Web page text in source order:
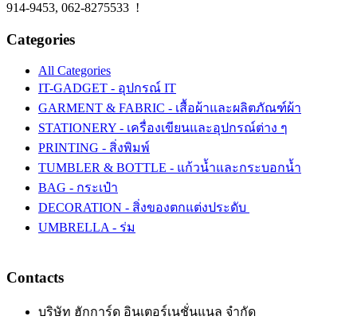
914-9453, 062-8275533 !
Categories
All Categories
IT-GADGET - อุปกรณ์ IT
GARMENT & FABRIC - เสื้อผ้าและผลิตภัณฑ์ผ้า
STATIONERY - เครื่องเขียนและอุปกรณ์ต่าง ๆ
PRINTING - สิ่งพิมพ์
TUMBLER & BOTTLE - แก้วน้ำและกระบอกน้ำ
BAG - กระเป๋า
DECORATION - สิ่งของตกแต่งประดับ
UMBRELLA - ร่ม
Contacts
บริษัท ฮักการ์ด อินเตอร์เนชั่นแนล จำกัด